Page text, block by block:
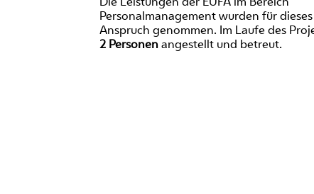
Personalmanagement wurden für
Anspruch genommen. Im Laufe des
2 Personenangestellt und betreut.